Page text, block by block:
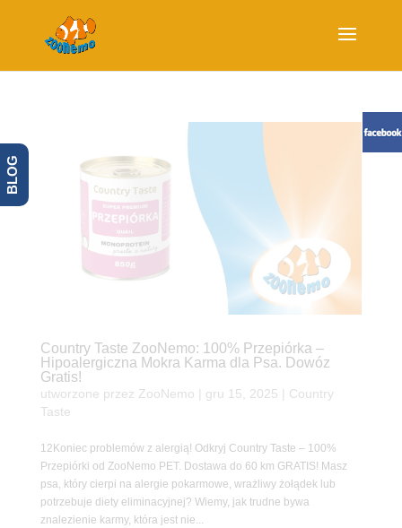
Country Taste ZooNemo: 100% Przepiórka –
Hipoalergiczna Mokra Karma dla Psa. Dowóz
Gratis!
utworzone przez ZooNemo gru 15, 2025
Country
Taste
12Koniec problemów z alergią! Odkryj Country Taste – 100%
Przepiórki od ZooNemo PET. Dostawa do 60 km GRATIS! Masz
psa, który cierpi na alergie pokarmowe, wrażliwy żołądek lub
potrzebuje diety eliminacyjnej? Wiemy, jak trudne bywa
znalezienie karmy, która jest nie...
BLOG